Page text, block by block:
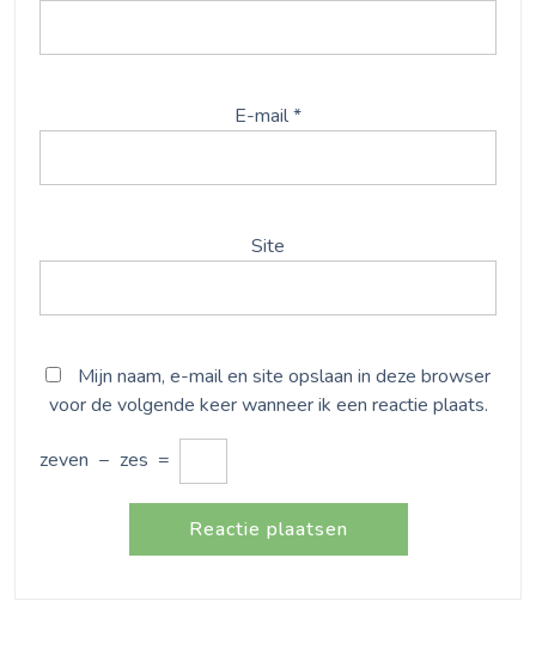
E-mail*
Site
Mijn naam, e-mail en site opslaan in deze browser
voor de volgende keer wanneer ik een reactie plaats.
zeven − zes =